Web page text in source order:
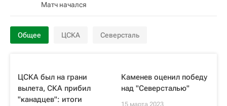
Матч начался
Общее ЦСКА Северсталь
ЦСКА был на грани
вылета, СКА прибил
"канадцев": итоги
Каменев оценил победу
над "Северсталью"
15 марта 2023